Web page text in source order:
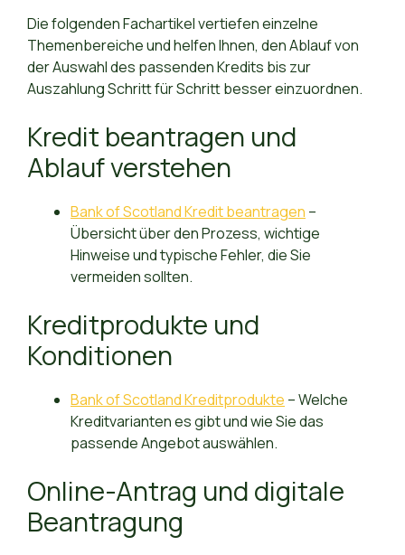
Die folgenden Fachartikel vertiefen einzelne
Themenbereiche und helfen Ihnen, den Ablauf von
der Auswahl des passenden Kredits bis zur
Auszahlung Schritt für Schritt besser einzuordnen.
Kredit beantragen und
Ablauf verstehen
Bank of Scotland Kredit beantragen –
Übersicht über den Prozess, wichtige
Hinweise und typische Fehler, die Sie
vermeiden sollten.
Kreditprodukte und
Konditionen
Bank of Scotland Kreditprodukte – Welche
Kreditvarianten es gibt und wie Sie das
passende Angebot auswählen.
Online-Antrag und digitale
Beantragung